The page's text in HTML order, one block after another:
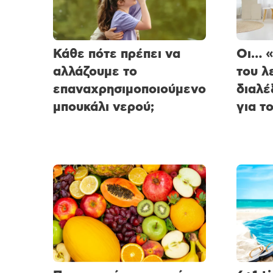
Κάθε πότε πρέπει να
αλλάζουμε το
επαναχρησιμοποιούμενο
μπουκάλι νερού;
Οι…
του
για